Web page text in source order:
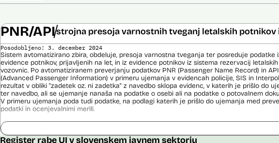
PNR/APIstrojna presoja varnostnih tveganj letalskih
Posodobljeno: 3. december 2024
Sistem avtomatizirano zbira, obdeluje, presoja varnostna tveganja ter posreduje podatke
evidence potnikov, prijavljenih na let, in iz evidence potnikov iz sistema rezervacij letalskih
vozovnic. Po avtomatiziranem preverjanju podatkov PNR (Passenger Name Record) in API
(Advanced Passenger Information) v primeru ujemanja v evidencah policije, SIS in
rezultat v obliki "zadetek oz. ni zadetka" z navedbo sklopa evidenc, v katerih je prišlo do
ter navedbo, ali se ujemanje nanaša na podatke o osebi ali na podatke o potovalnem
V primeru ujemanja poda tudi podatke, na podlagi katerih je prišlo do ujemanja med
podatki in ocenjevalnimi merili.
Ocenjevalna merila so oblikovana z analitično obdelavo podatkov, pri čemer se oblikujejo
indikatorji tveganja, ki predstavljajo posamezne podatke, za katere je bilo pri analitični
ugotovljeno, da predstavljajo specifične potovalne vzorce storilcev terorističnih in drugih
Register rabe UI v slovenskem javnem sektorju